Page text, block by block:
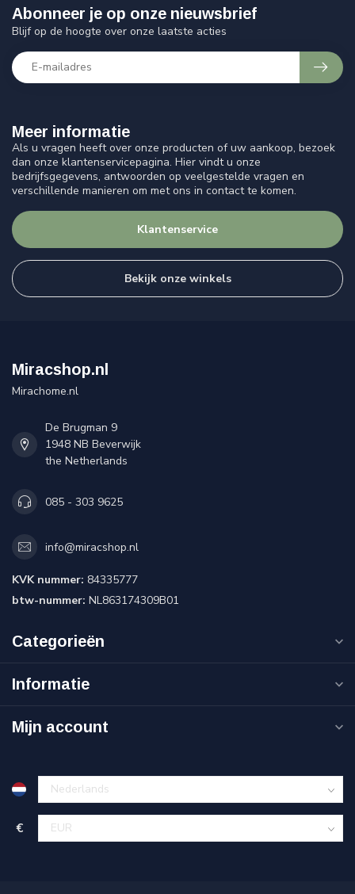
Meer informatie
Als u vragen heeft over onze producten of uw aankoop, bezoek
dan onze klantenservicepagina. Hier vindt u onze
bedrijfsgegevens, antwoorden op veelgestelde vragen en
verschillende manieren om met ons in contact te komen.
Klantenservice
Bekijk onze winkels
Abonneer je op onze nieuwsbrief
Blijf op de hoogte over onze laatste acties
Miracshop.nl
Mirachome.nl
De Brugman 9
1948 NB Beverwijk
the Netherlands
085 - 303 9625
info@miracshop.nl
KVK nummer: 84335777
btw-nummer: NL863174309B01
Categorieën
Informatie
Mijn account
€